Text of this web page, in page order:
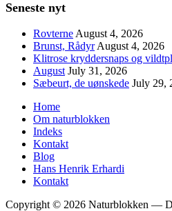
Seneste nyt
RovterneAugust 4, 2026
Brunst, RådyrAugust 4, 2026
Klitrose kryddersnaps og
August July 31, 2026
Sæbeurt, de uønskede July 29,
Home
Om naturblokken
Indeks
Kontakt
Blog
Hans Henrik Erhardi
Kontakt
Copyright © 2026 Naturblokken —